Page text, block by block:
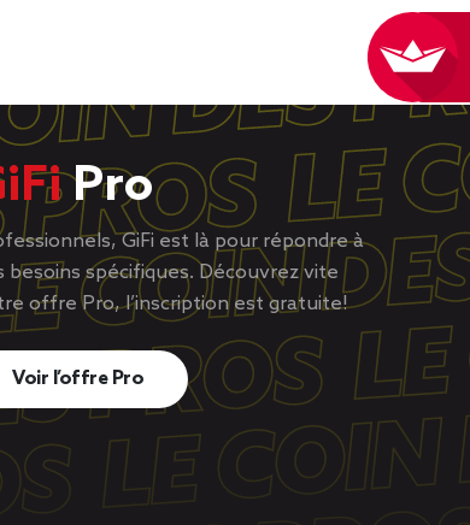
Pro
GiFi est là pour répondre à
besoins spécifiques. Découvrez vite
offre Pro, l’inscription est gratuite!
Voir l’offre Pro